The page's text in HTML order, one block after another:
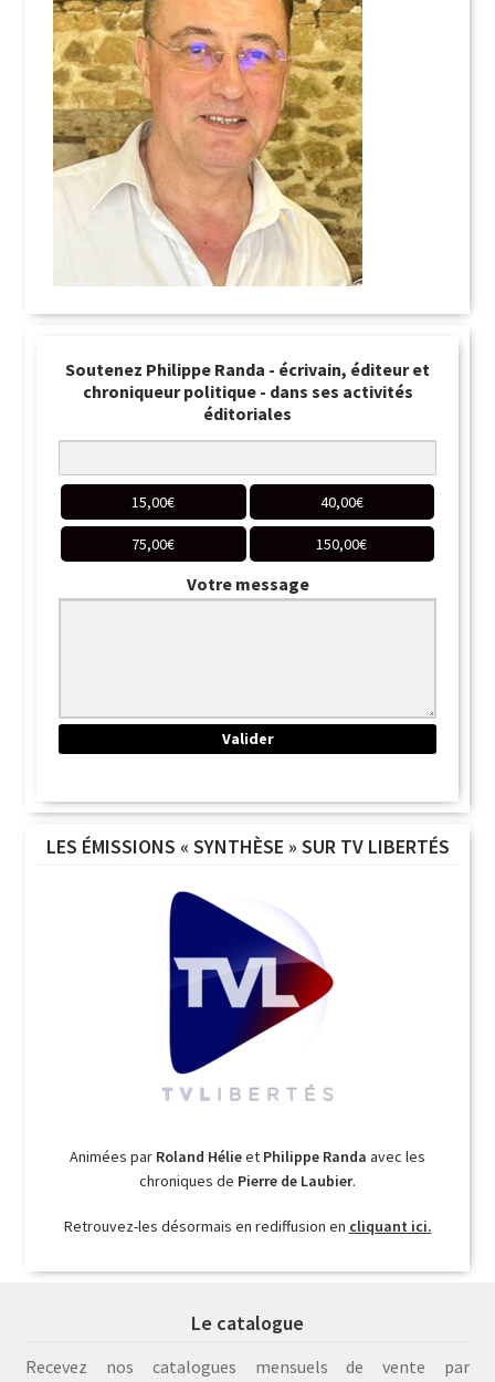
Soutenez Philippe Randa - écrivain, éditeur et
chroniqueur politique - dans ses activités
éditoriales
15,00€ 40,00€
75,00€ 150,00€
Votre message
LES ÉMISSIONS « SYNTHÈSE » SUR TV LIBERTÉS
Animées par Roland Hélieet Philippe Randa avec les
chroniques de Pierre de Laubier.
Retrouvez-les désormais en rediffusion en cliquant ici.
Le catalogue
Recevez nos catalogues mensuels de vente par